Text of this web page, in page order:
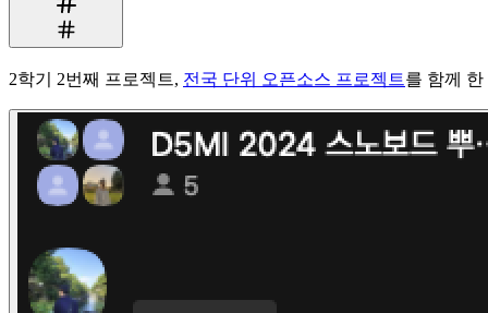
2학기 2번째 프로젝트, 전국 단위 오픈소스 프로젝트를 함께 한